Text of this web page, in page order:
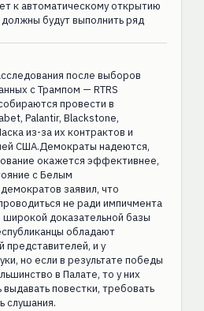
к автоматическому открытию
будут выполнить ряд
после выборов
с Трампом — RTRS
провести в
Palantir, Blackstone,
из-за их контрактов и
США.Демократы надеются,
окажется эффективнее,
с Белым
заявил, что
не ради импичмента
широкой доказательной базы
обладают
представителей, и у
но если в результате победы
в Палате, то у них
повестки, требовать
слушания.